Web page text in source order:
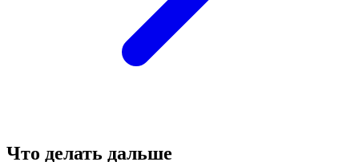
Что делать дальше